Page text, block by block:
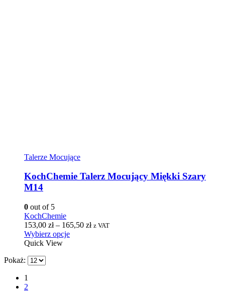
Talerze Mocujące
KochChemie Talerz Mocujący Miękki Szary
M14
0 out of 5
KochChemie
153,00 zł– 165,50 zł z VAT
Wybierz opcje
Quick View
Pokaż:
1
2